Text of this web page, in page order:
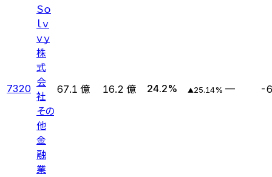
7320
Ｓｏ
ｌｖ
ｖｙ
株
式
会
社
その
他
金
融
業
67.1 億 16.2 億 24.2% ▲25.14% — -